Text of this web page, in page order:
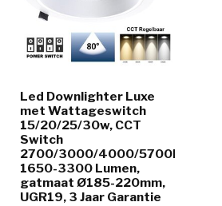
Led Downlighter Luxe
met Wattageswitch
15/20/25/30w, CCT
Switch
2700/3000/4000/5700K,
1650-3300 Lumen,
gatmaat Ø185-220mm,
UGR19, 3 Jaar Garantie